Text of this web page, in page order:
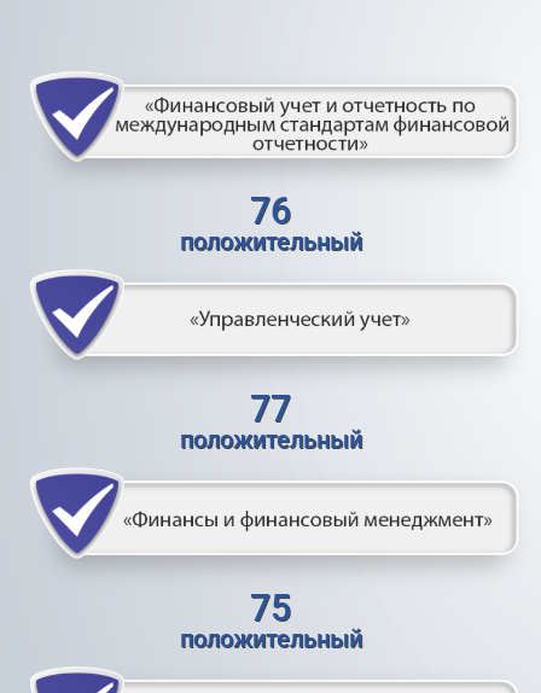
76
положительный
77
положительный
75
положительный